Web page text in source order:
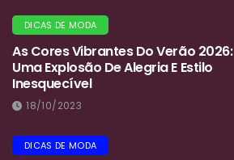
DICAS DE MODA
As Cores Vibrantes Do Verão 2026:
Uma Explosão De Alegria E Estilo
Inesquecível
18/10/2023
DICAS DE MODA